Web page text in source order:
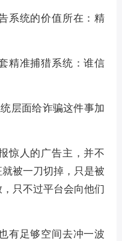
系统的价值所在：精
精准捕猎系统：谁信
层面给诈骗这件事加
惊人的广告主，并不
被一刀切掉，只是被
只不过平台会向他们
有足够空间去冲一波